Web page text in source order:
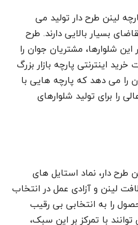
لینن طرح دار تولید می
بسیار بالایی دارند. طرح
شلوارها، مشتریان جوان را
اینترنتی پارچه بازار بزرگ
را می دهد که پارچه هایی با
را برای تولید شلوارهای
طرح دار، نماد استایل های
لینن و آزادی عمل در انتخاب
را به انتخابی بی رقیب
با تمرکز بر این سبک،